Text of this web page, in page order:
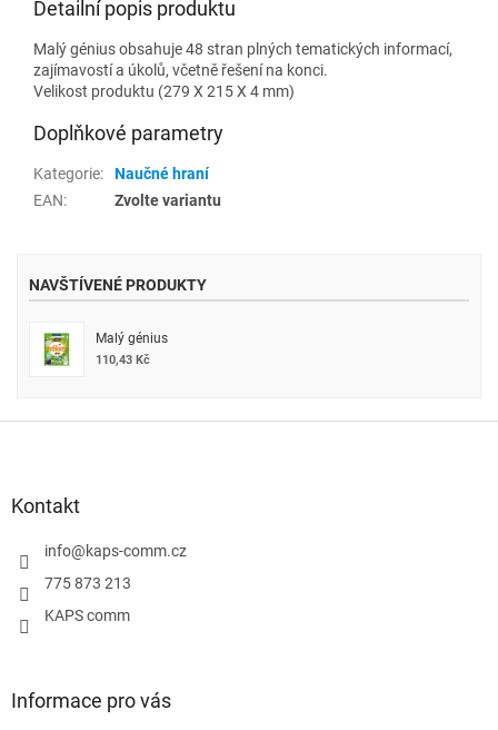
Detailní popis produktu
Malý génius obsahuje 48 stran plných tematických informací,
zajímavostí a úkolů, včetně řešení na konci.
Velikost produktu (279 X 215 X 4 mm)
Doplňkové parametry
Kategorie:
Naučné hraní
EAN: Zvolte variantu
NAVŠTÍVENÉ PRODUKTY
Malý génius
110,43 Kč
Kontakt
info@kaps-comm.cz
775 873 213
KAPS comm
Informace pro vás